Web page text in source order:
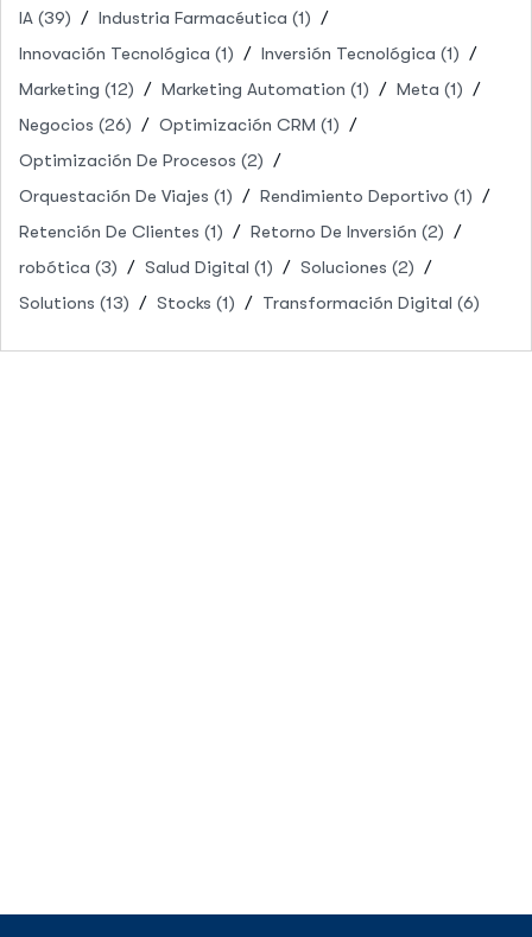
IA (39) Industria Farmacéutica (1)
Innovación Tecnológica (1) Inversión Tecnológica (1)
Marketing (12) Marketing Automation (1) Meta (1)
Negocios (26) Optimización CRM (1)
Optimización De Procesos (2)
Orquestación De Viajes (1) Rendimiento Deportivo (1)
Retención De Clientes (1) Retorno De Inversión (2)
robótica (3) Salud Digital (1) Soluciones (2)
Solutions (13) Stocks (1) Transformación Digital (6)